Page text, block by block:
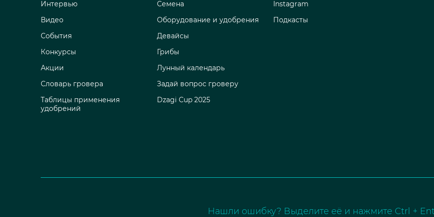
Интервью
Видео
События
Конкурсы
Акции
Словарь гровера
Таблицы применения
удобрений
Семена
Оборудование и удобрения
Девайсы
Грибы
Лунный календарь
Задай вопрос гроверу
Dzagi Cup 2025
Instagram
Подкасты
Нашли ошибку? Выделите её и нажмите Ctrl +